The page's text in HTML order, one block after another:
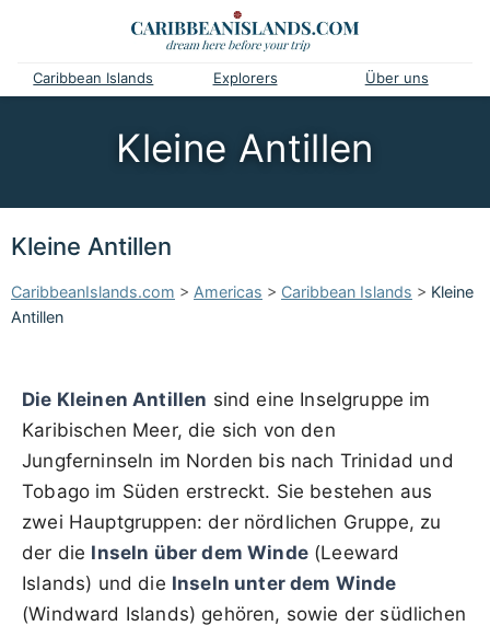
Caribbean Islands Explorers Über uns
Kleine Antillen
Kleine Antillen
CaribbeanIslands.com > Americas > Caribbean Islands > Kleine
Antillen
Die Kleinen Antillen sind eine Inselgruppe im
Karibischen Meer, die sich von den
Jungferninseln im Norden bis nach Trinidad und
Tobago im Süden erstreckt. Sie bestehen aus
zwei Hauptgruppen: der nördlichen Gruppe, zu
der die Inseln über dem Winde(Leeward
Islands) und die Inseln unter dem Winde
(Windward Islands) gehören, sowie der südlichen